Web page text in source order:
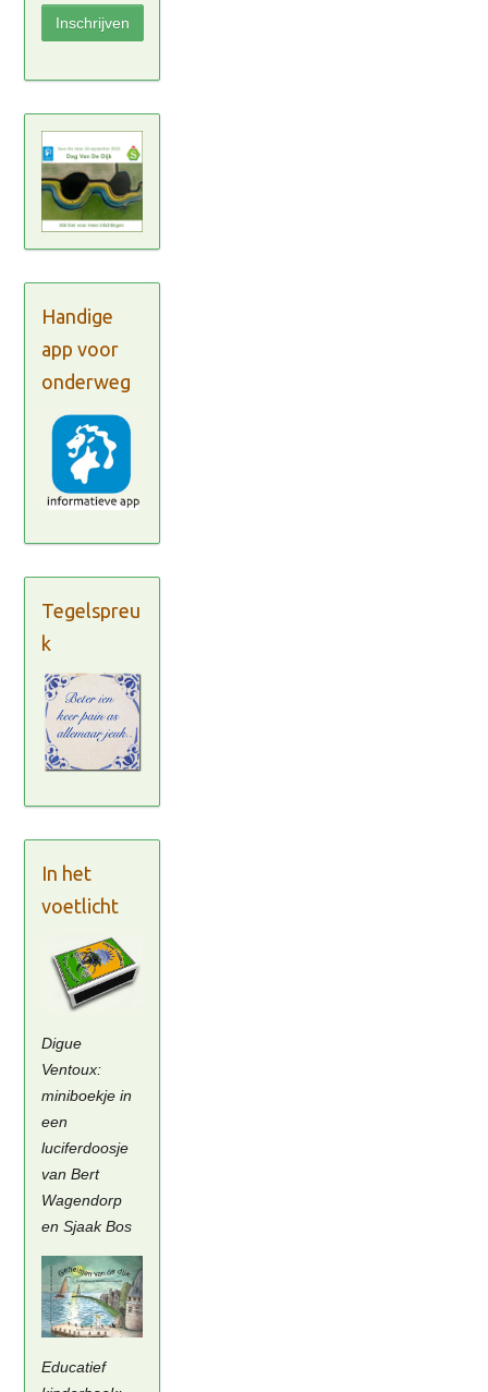
Handige
app voor
onderweg
Tegelspreu
k
In het
voetlicht
Digue
Ventoux:
miniboekje in
een
luciferdoosje
van Bert
Wagendorp
en Sjaak Bos
Educatief